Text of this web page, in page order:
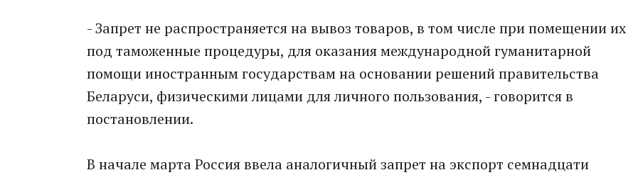
- Запрет не распространяется на вывоз товаров, в том числе при помещении их
под таможенные процедуры, для оказания международной гуманитарной
помощи иностранным государствам на основании решений правительства
Беларуси, физическими лицами для личного пользования, - говорится в
постановлении.
В начале марта Россия ввела аналогичный запрет на экспорт семнадцати